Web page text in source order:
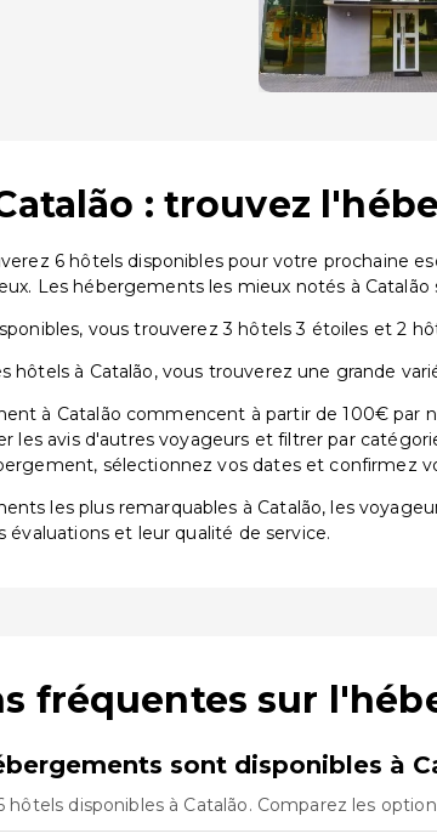
: trouvez
6 hôtels disponibles pour votre prochaine
Les hébergements les mieux notés à
vous trouverez 3 hôtels 3 étoiles et 2
hôtels à Catalão, vous trouverez une grande
à Catalão commencent à partir de 100€ par
les avis d'autres voyageurs et filtrer par
sélectionnez vos dates et confirmez
les plus remarquables à Catalão, les
évaluations et leur qualité de service.
fréquentes sur
sont disponibles à
hôtels disponibles à Catalão. Comparez les